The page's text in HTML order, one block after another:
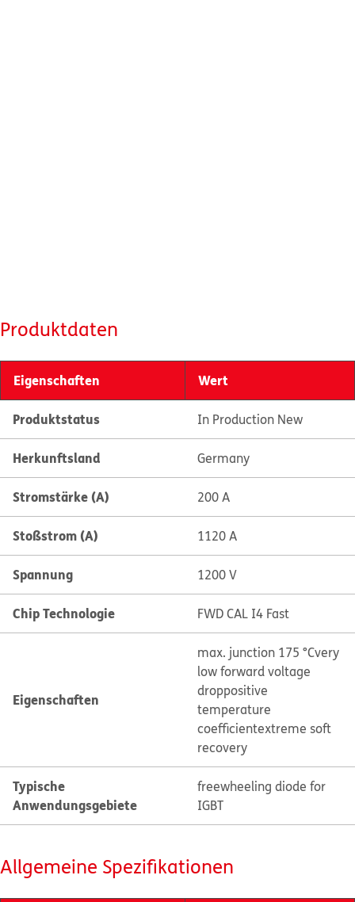
Produktdaten
Eigenschaften Wert
Produktstatus In Production New
Herkunftsland Germany
Stromstärke (A) 200 A
Stoßstrom (A) 1120 A
Spannung 1200 V
Chip Technologie FWD CAL I4 Fast
Eigenschaften
max. junction 175 °Cvery
low forward voltage
droppositive
temperature
coefficientextreme soft
recovery
Typische
Anwendungsgebiete
freewheeling diode for
IGBT
Allgemeine Spezifikationen